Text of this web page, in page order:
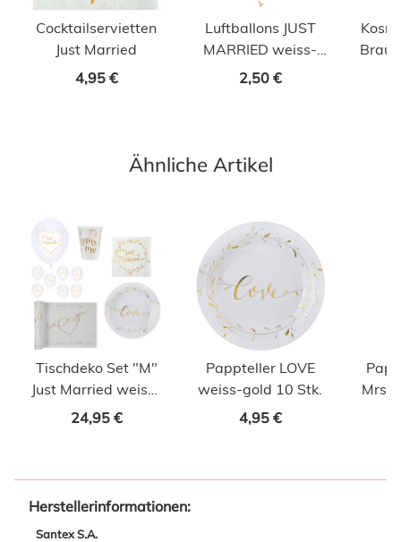
Cocktailservietten
Just Married
4,95 €
Luftballons JUST
MARRIED weiss-
gold 8 Stk.
2,50 €
Braut
Ähnliche Artikel
Tischdeko Set "M"
Just Married weiss-
gold 49-tlg.
24,95 €
Pappteller LOVE
weiss-gold 10 Stk.
4,95 €
Mrs
Herstellerinformationen:
Santex S.A.